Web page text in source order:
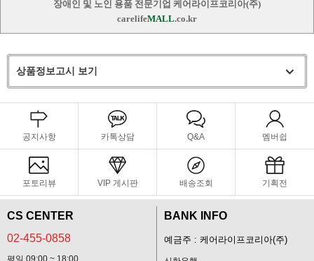
장애인 및 노인 용품 전문기업 케어라이프코리아(주)
carelifeMALL.co.kr
상품정보고시 보기
공지사항 카톡상담 Q&A 멤버쉽
포토리뷰 VIP 게시판 배송조회 기획전
CS CENTER
02-455-0858
평일 09:00 ~ 18:00
BANK INFO
예금주 : 케어라이프코리아(주)